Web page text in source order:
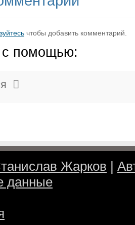
чтобы добавить комментарий.
с помощью:
Жарков |
данные